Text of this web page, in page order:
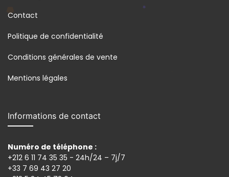
Contact
Politique de confidentialité
Conditions générales de vente
Mentions légales
Informations de contact
Numéro de téléphone :
+212 6 11 74 35 35 - 24h/24 – 7j/7
+33 7 69 43 27 20